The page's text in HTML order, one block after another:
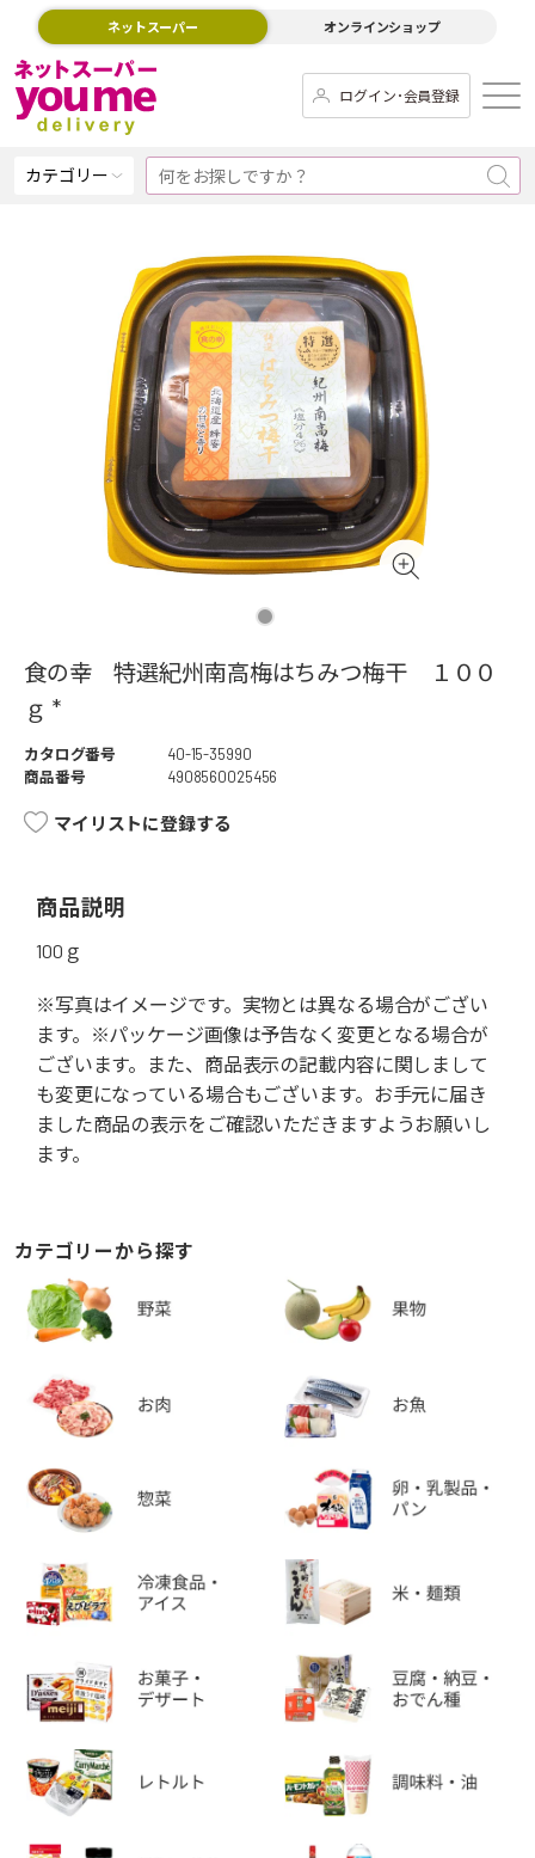
ネットスーパー オンラインショップ
ログイン･会員登録
カテゴリー
食の幸 特選紀州南高梅はちみつ梅干 １００
ｇ *
カタログ番号
40-15-35990
商品番号
4908560025456
マイリストに登録する
商品説明
100ｇ
※写真はイメージです。実物とは異なる場合がござい
ます。※パッケージ画像は予告なく変更となる場合が
ございます。また、商品表示の記載内容に関しまして
も変更になっている場合もございます。お手元に届き
ました商品の表示をご確認いただきますようお願いし
ます。
カテゴリーから探す